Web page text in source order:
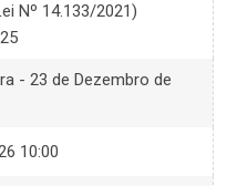
Nº 14.133/2021)
- 23 de Dezembro de
10:00